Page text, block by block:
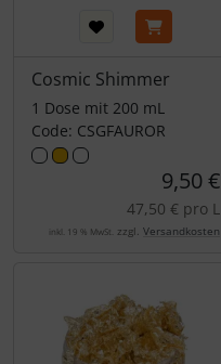
Cosmic Shimmer
1 Dose mit 200 mL
Code: CSGFAUROR
9,50 €
47,50 € pro L
inkl. 19 % MwSt. zzgl. Versandkosten